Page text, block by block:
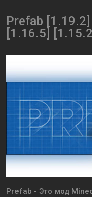
Prefab
[1.16.5]
Prefab - Это мод